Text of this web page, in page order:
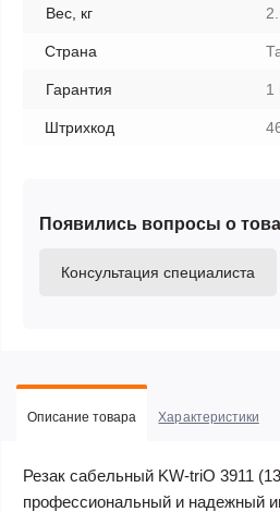
Вес, кг
Страна
Гарантия 1
Штрихкод
Появились вопросы о
Консультация специалиста
Описание товара Характеристики
Резак сабельный KW-triO 3911
профессиональный и надежный